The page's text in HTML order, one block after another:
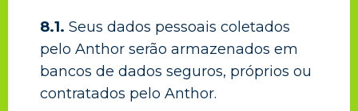
8.1. Seus dados pessoais coletados
pelo Anthor serão armazenados em
bancos de dados seguros, próprios ou
contratados pelo Anthor.